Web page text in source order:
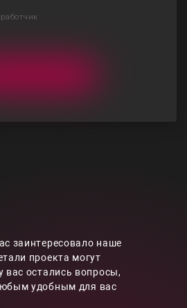
заинтересовало наше
проекта могут
вас остались вопросы,
удобным для вас